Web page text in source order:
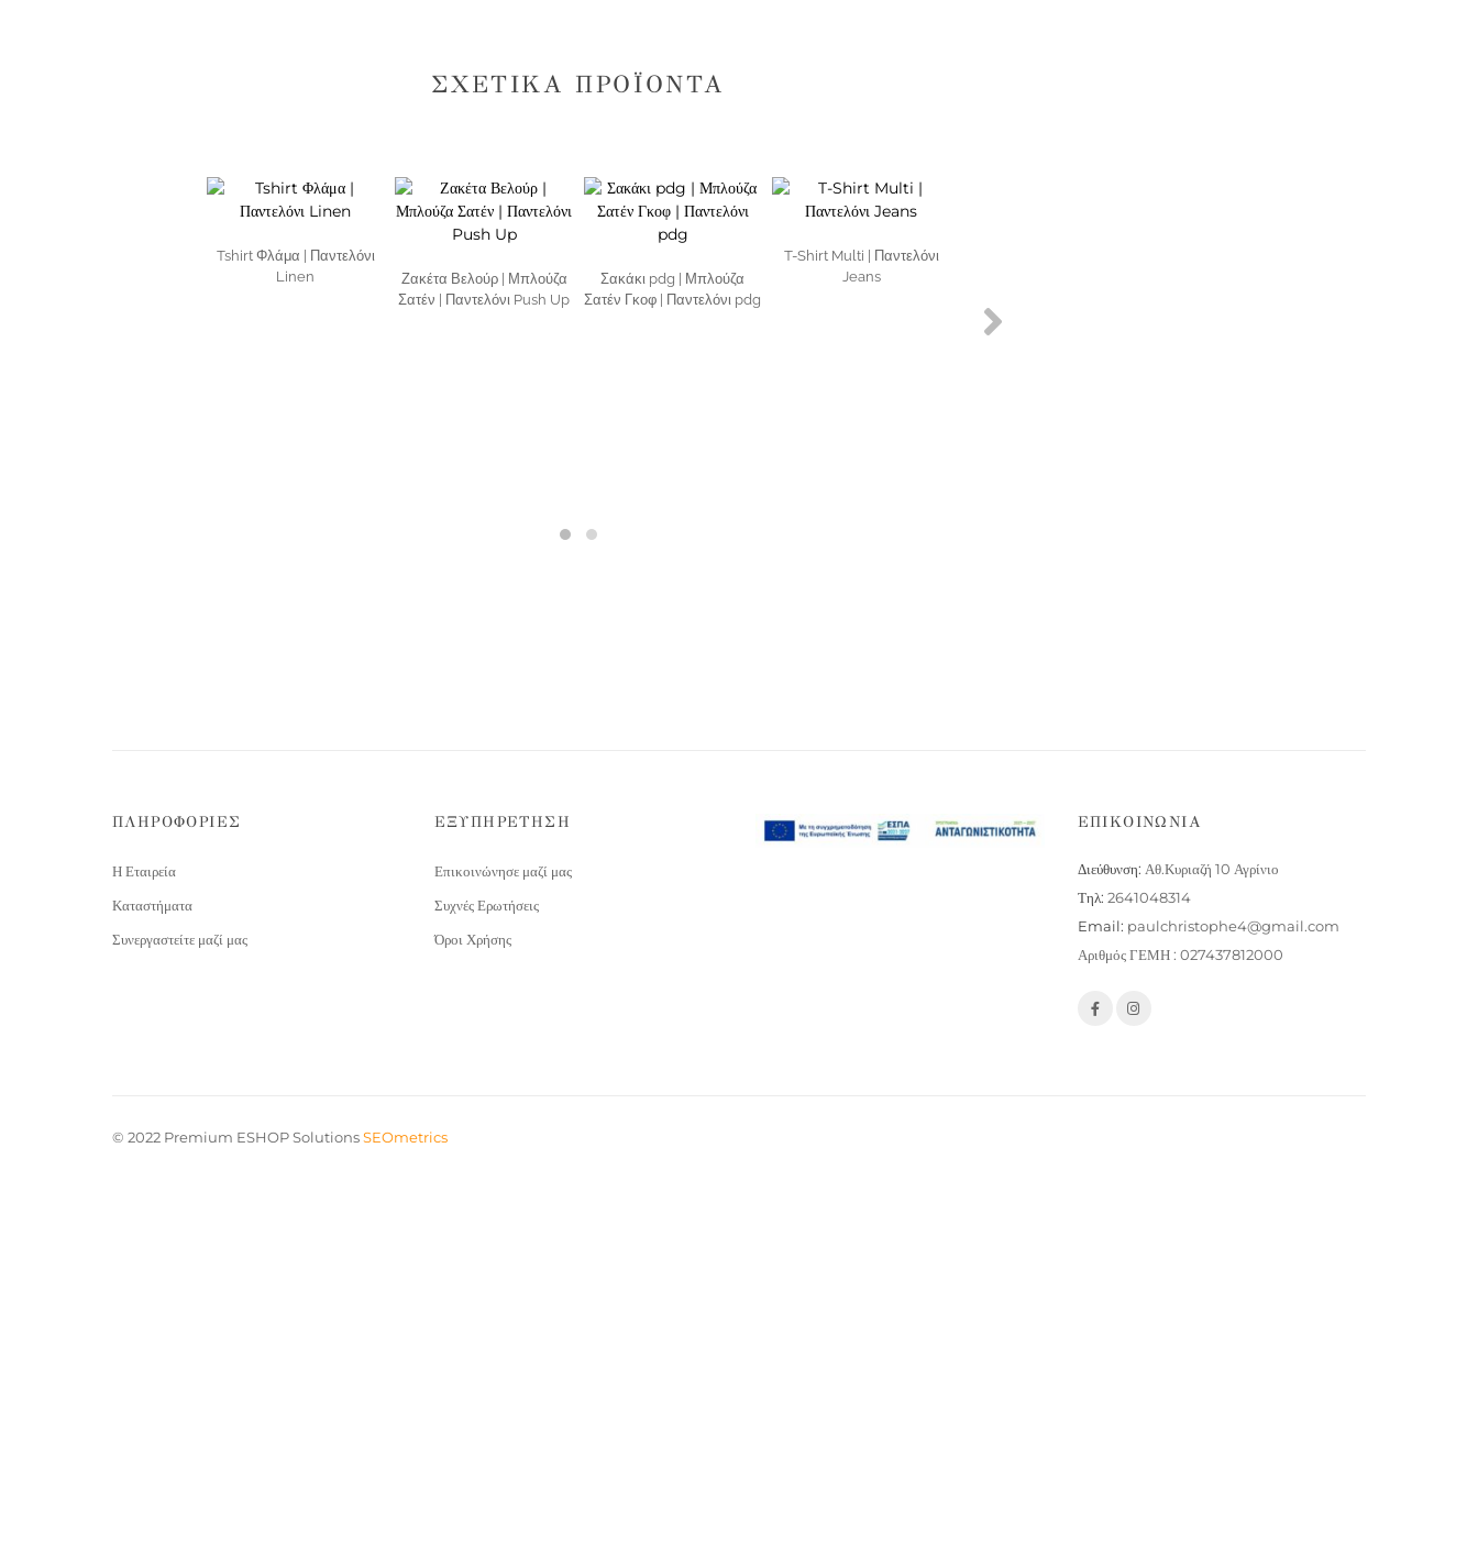
ΣΧΕΤΙΚΆ ΠΡΟΪΌΝΤΑ
Tshirt Φλάμα | Παντελόνι
Linen
Ζακέτα Βελούρ | Μπλούζα
Σατέν | Παντελόνι Push Up
Σακάκι pdg | Μπλούζα
Σατέν Γκοφ | Παντελόνι pdg
T-Shirt Multi | Παντελόνι
Jeans
ΠΛΗΡΟΦΟΡΙΕΣ
Η Εταιρεία
Καταστήματα
Συνεργαστείτε μαζί μας
ΕΞΥΠΗΡΕΤΗΣΗ
Επικοινώνησε μαζί μας
Συχνές Ερωτήσεις
Όροι Χρήσης
ΕΠΙΚΟΙΝΩΝΙΑ
Διεύθυνση: Αθ.Κυριαζή 10 Αγρίνιο
Τηλ: 2641048314
Email: paulchristophe4@gmail.com
Αριθμός ΓΕΜΗ : 027437812000
© 2022 Premium ESHOP SolutionsSEOmetrics